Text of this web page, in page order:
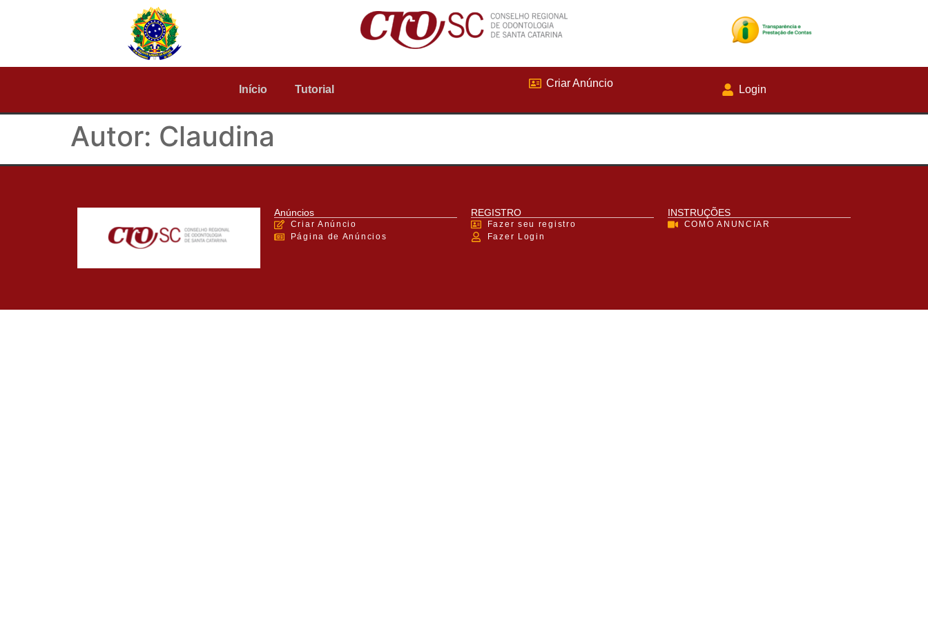
Início Tutorial
Criar Anúncio
Login
Autor: Claudina
Anúncios
Criar Anúncio
Página de Anúncios
REGISTRO
Fazer seu registro
Fazer Login
INSTRUÇÕES
COMO ANUNCIAR